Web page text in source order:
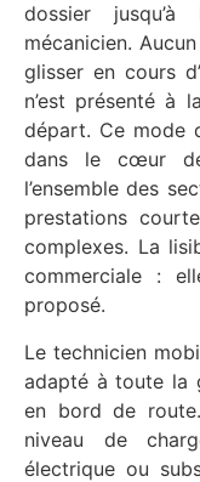
dossier
mécanicien.
glisser en cours
n’est présenté à
départ. Ce mode
dans le cœur
l’ensemble des
prestations
complexes. La
commerciale :
proposé.
Le technicien
adapté à toute la
en bord de
niveau de
électrique ou